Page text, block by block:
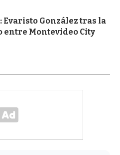
Evaristo González tras la
entre Montevideo City